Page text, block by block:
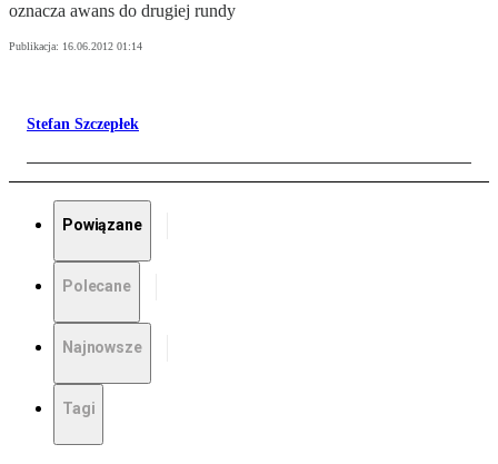
oznacza awans do drugiej rundy
Publikacja: 16.06.2012 01:14
Stefan Szczepłek
Powiązane
Polecane
Najnowsze
Tagi